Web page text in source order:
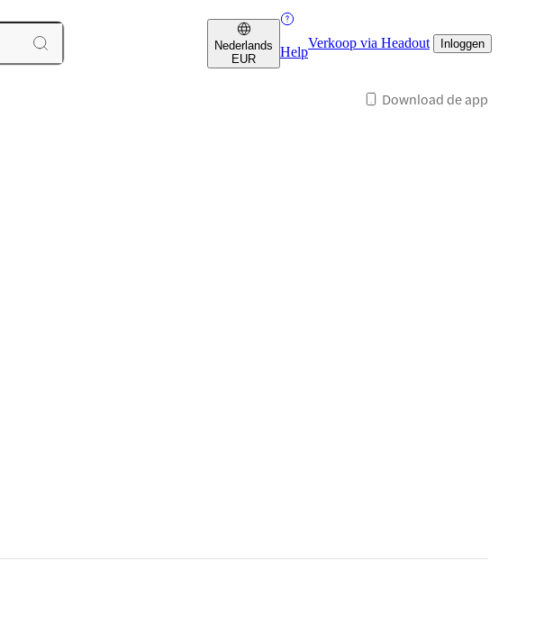
Nederlands
EUR
Help
Verkoop via Headout Inloggen
Download de app